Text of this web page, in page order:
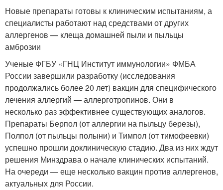
Новые препараты готовы к клиническим испытаниям, а
специалисты работают над средствами от других
аллергенов — клеща домашней пыли и пыльцы
амброзии
Ученые ФГБУ «ГНЦ Институт иммунологии» ФМБА
России завершили разработку (исследования
продолжались более 20 лет) вакцин для специфического
лечения аллергий — аллерготропинов. Они в
несколько раз эффективнее существующих аналогов.
Препараты Берпол (от аллергии на пыльцу березы),
Полпол (от пыльцы полыни) и Тимпол (от тимофеевки)
успешно прошли доклиническую стадию. Два из них ждут
решения Минздрава о начале клинических испытаний.
На очереди — еще несколько вакцин против аллергенов,
актуальных для России.